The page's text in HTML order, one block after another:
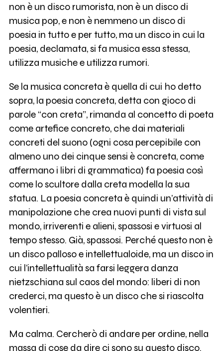
non è un disco rumorista, non è un disco di
musica pop, e non è nemmeno un disco di
poesia in tutto e per tutto, ma un disco in cui la
poesia, declamata, si fa musica essa stessa,
utilizza musiche e utilizza rumori.
Se la musica concreta è quella di cui ho detto
sopra, la poesia concreta, detta con gioco di
parole “con creta”, rimanda al concetto di poeta
come artefice concreto, che dai materiali
concreti del suono (ogni cosa percepibile con
almeno uno dei cinque sensi è concreta, come
affermano i libri di grammatica) fa poesia così
come lo scultore dalla creta modella la sua
statua. La poesia concreta è quindi un’attività di
manipolazione che crea nuovi punti di vista sul
mondo, irriverenti e alieni, spassosi e virtuosi al
tempo stesso. Già, spassosi. Perché questo non è
un disco palloso e intellettualoide, ma un disco in
cui l’intellettualità sa farsi leggera danza
nietzschiana sul caos del mondo: liberi di non
crederci, ma questo è un disco che si riascolta
volentieri.
Ma calma. Cercherò di andare per ordine, nella
massa di cose da dire ci sono su questo disco.